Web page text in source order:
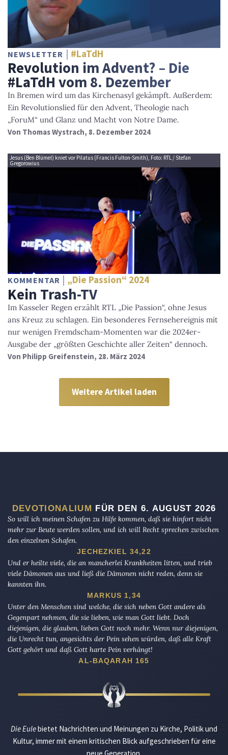
NEWSLETTER #LaTdH
Revolution im Advent? – Die
#LaTdH vom 8. Dezember
In Bremen wird um das Kirchenasyl gekämpft. Außerdem:
Ein Revolutionslied für den Advent, Theologie nach
„ForuM“ und Glanz und Macht von Notre Dame.
Von Thomas Wystrach, 8. Dezember 2024
Jesus (Ben Blümel) kniet vor Pilatus (Francis Fulton-Smith), Foto: RTL / Stefan
Gregorowius
KOMMENTAR „Die Passion“ 2024
Kein Trash-TV
Im Kasseler Regen erzählt RTL „Die Passion“, ohne Jesus
ans Kreuz zu schlagen. Ein besonderes Fernsehereignis mit
nur wenigen Fremdscham-Momenten war die 2024er-
Ausgabe der „größten Geschichte aller Zeiten“ dennoch.
Von Philipp Greifenstein, 28. März 2024
Weitere Artikel laden
DEVOTIONALIUM FÜR DEN 6. AUGUST 2026
So will ich meinen Schafen zu Hilfe kommen, daß sie hinfort nicht
mehr zur Beute werden sollen, und ich will Recht sprechen zwischen
den einzelnen Schafen.
JECHEZKIEL 34,22
Und er heilte viele, die an mancherlei Krankheiten litten, und trieb
viele Dämonen aus und ließ die Dämonen nicht reden, denn sie
kannten ihn.
MARKUS 1,34
Unter den Menschen sind welche, die sich neben Gott andere als
Gegenpart nehmen, die sie lieben, wie man Gott liebt. Doch
diejenigen, die glauben, lieben Gott noch mehr. Wenn nur diejenigen,
die Unrecht tun, angesichts der Pein sehen würden, daß alle Kraft
Gott gehört und daß Gott harte Pein verhängt!
AL-BAQARAH 165
Die Eulebietet Nachrichten und Meinungen zu Kirche, Politik und
Kultur, immer mit einem kritischen Blick aufgeschrieben für eine
neue Generation.